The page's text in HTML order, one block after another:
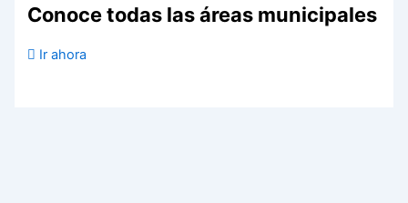
Conoce todas las áreas municipales
Ir ahora